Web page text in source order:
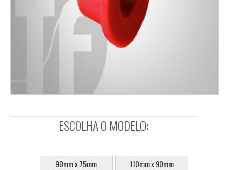
ESCOLHA O MODELO:
90mm x 75mm
110mm x 90mm